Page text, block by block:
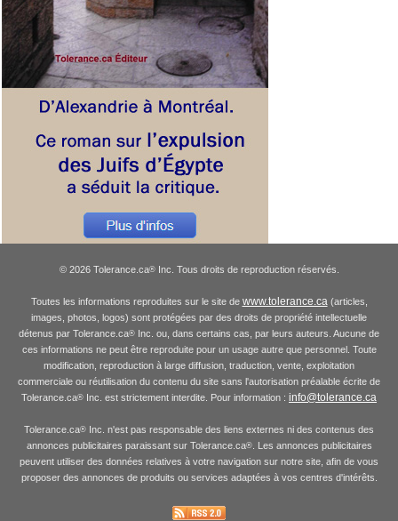
© 2026 Tolerance.ca®Inc. Tous droits de reproduction réservés.
Toutes les informations reproduites sur le site de www.tolerance.ca(articles,
images, photos, logos) sont protégées par des droits de propriété intellectuelle
détenus par Tolerance.ca® Inc. ou, dans certains cas, par leurs auteurs. Aucune de
ces informations ne peut être reproduite pour un usage autre que personnel. Toute
modification, reproduction à large diffusion, traduction, vente, exploitation
commerciale ou réutilisation du contenu du site sans l'autorisation préalable écrite de
Tolerance.ca® Inc. est strictement interdite. Pour information : info@tolerance.ca
Tolerance.ca® Inc. n'est pas responsable des liens externes ni des contenus des
annonces publicitaires paraissant sur Tolerance.ca®. Les annonces publicitaires
peuvent utiliser des données relatives à votre navigation sur notre site, afin de vous
proposer des annonces de produits ou services adaptées à vos centres d'intérêts.